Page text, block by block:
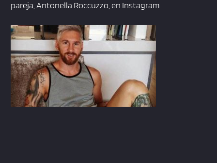
pareja, Antonella Roccuzzo, en Instagram.